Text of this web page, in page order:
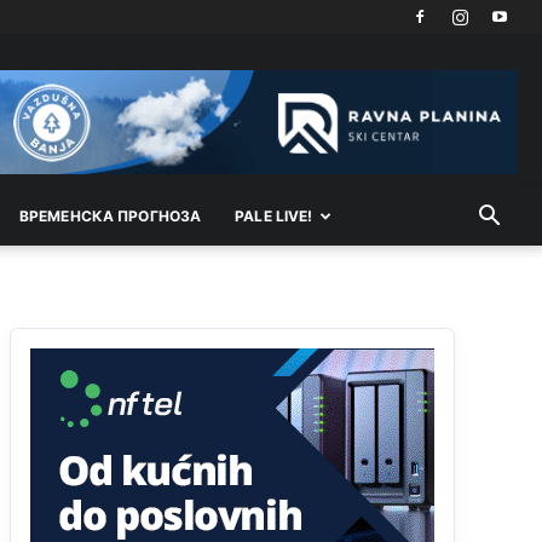
ВРEМEНСКА ПРОГНОЗА PALE LIVE!
pomoćnike (koji zapravo glasaju po nalogu
političkih partija, a ne po želji birača).
Анонимно2818605 11:28
BiH, u Bosni i Hercegovini je 1.229.972 građana
stanovništva starijeg od 10 godina
tehnologijama, čak 33,4% domaćinstava u BiH
uopšte nema pristup računaru bilo koje vrste
(desktop, laptop ili tablet
Анонимно2818605
11:34
Najveći dio populacije starije od 65 godina
uopšte ne koristi internet, niti ima pristup
računarima